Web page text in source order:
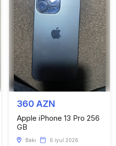
360 AZN
Apple iPhone 13 Pro 256
GB
Bakı 6 iyul 2026